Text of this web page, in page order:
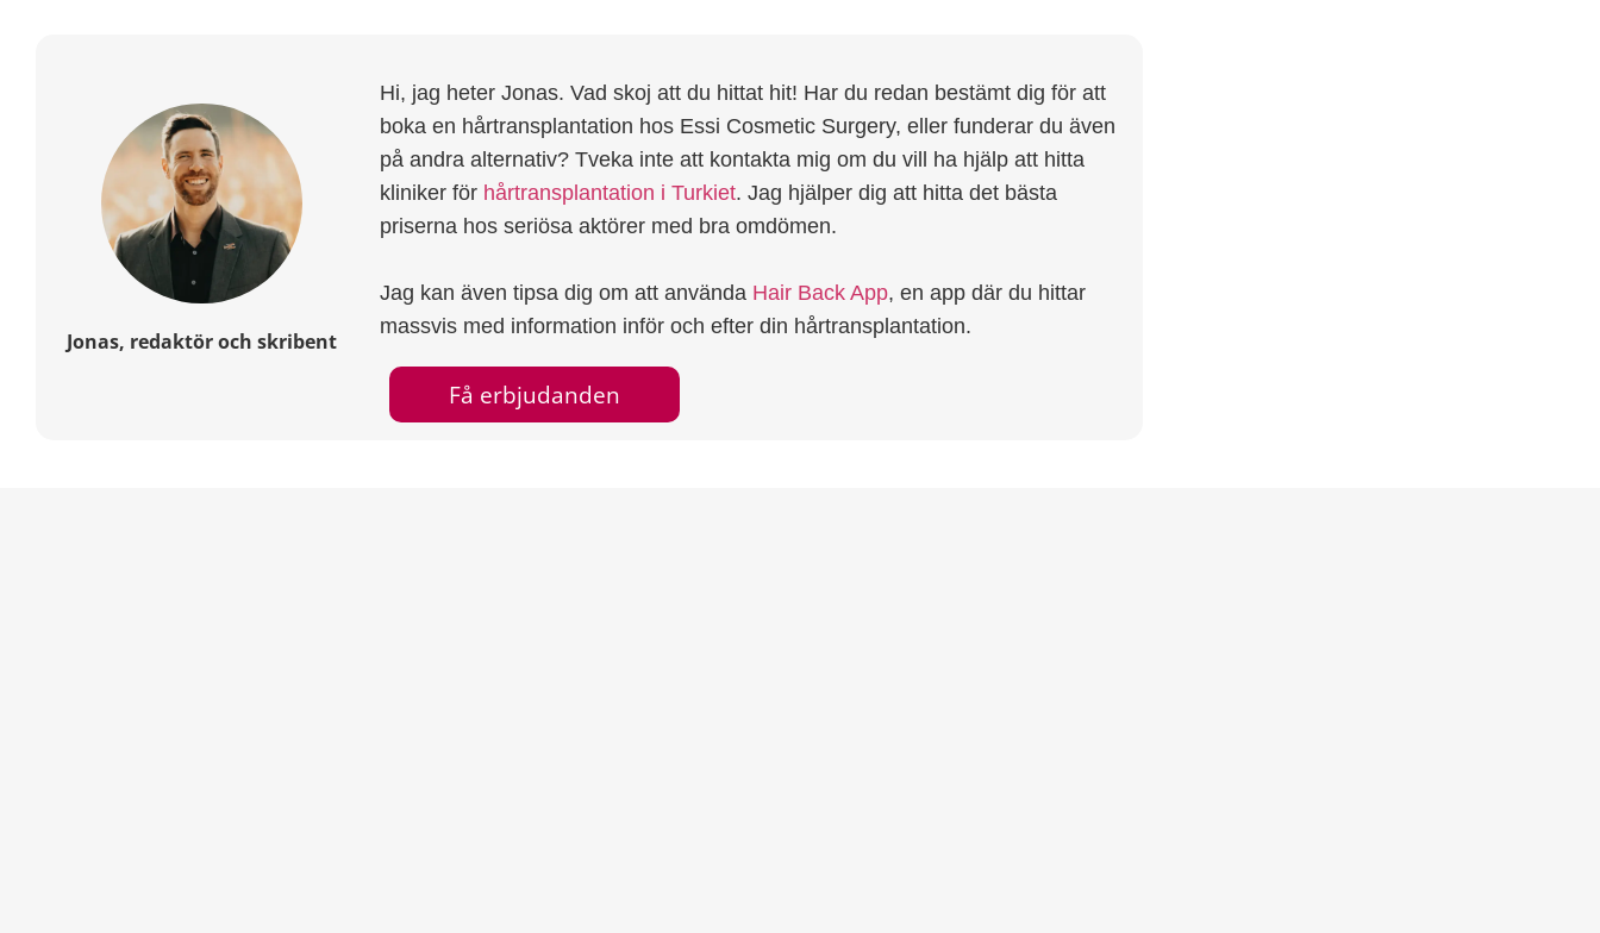
Jonas, redaktör och skribent
Hi, jag heter Jonas. Vad skoj att du hittat hit! Har du redan bestämt dig för att
boka en hårtransplantation hos Essi Cosmetic Surgery, eller funderar du även
på andra alternativ? Tveka inte att kontakta mig om du vill ha hjälp att hitta
kliniker för hårtransplantation i Turkiet. Jag hjälper dig att hitta det bästa
priserna hos seriösa aktörer med bra omdömen.
Jag kan även tipsa dig om att använda Hair Back App, en app där du hittar
massvis med information inför och efter din hårtransplantation.
Få erbjudanden